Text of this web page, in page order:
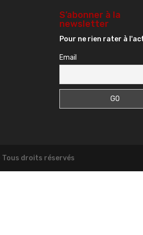
S’abonner à la
newsletter
Pour ne rien rater à
Email
Tous droits réservés